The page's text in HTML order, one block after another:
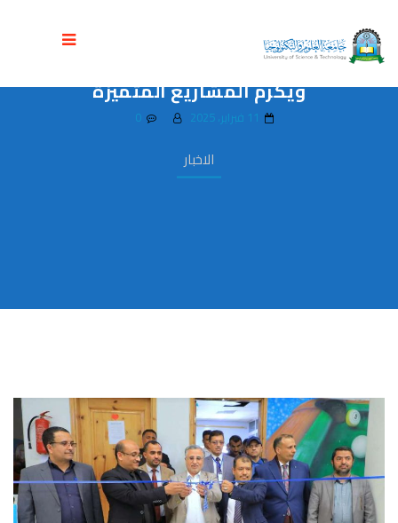
الاخبار
رئيس الجامعة يفتتح المعرض التقني الثالث
لكلية الحاسبات وتكنولوجيا المعلومات
ويكرم المشاريع المتميزة
0